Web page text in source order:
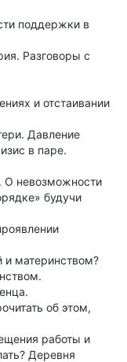
поддержки в
Разговоры с
и отстаивании
Давление
в паре.
О невозможности
будучи
и материнством?
об этом,
работы и
Деревня